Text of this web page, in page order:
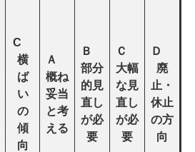
C
横
ば
い
の
傾
向
Ａ
概ね
妥当
と考
える
Ｂ
部分
的見
直し
が必
要
Ｃ
大幅
な見
直し
が必
要
Ｄ
廃
止・
休止
の方
向